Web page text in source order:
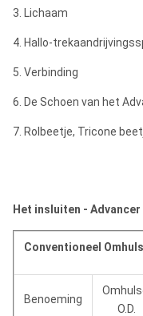
3. Lichaam
4. Hallo-
5. Verbinding
6. De Schoen van het
7. Rolbeetje, Tricone
Het insluiten -
Conventioneel
Benoeming
O.D.